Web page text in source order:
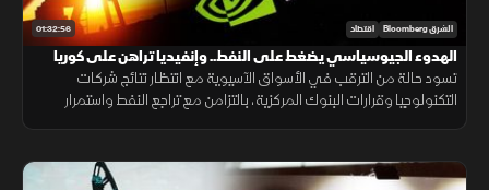
01:32:56 الشرق Bloomberg اقتصاد
الهدوء الجيوسياسي يضغط على النفط.. وإنفيديا تراهن على كوريا
تسود حالة من الترقب في الأسواق الآسيوية مع انتظار نتائج شركات
التكنولوجيا وقرارات البنوك المركزية، بالتزامن مع تراجع النفط واستمرار